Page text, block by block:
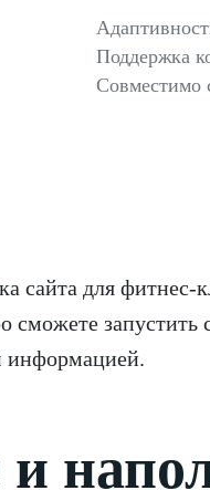
Поддержка
Совместимо
сайта для фитнес-
запустить
информацией.